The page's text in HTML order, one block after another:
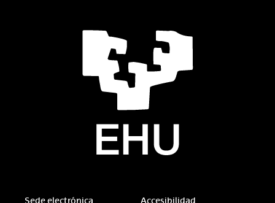
Sede electrónica Accesibilidad